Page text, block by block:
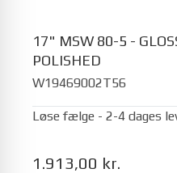
17" MSW 80-5 -
POLISHED
W19469002T56
Løse fælge - 2-4 dages
1.913,00 kr.